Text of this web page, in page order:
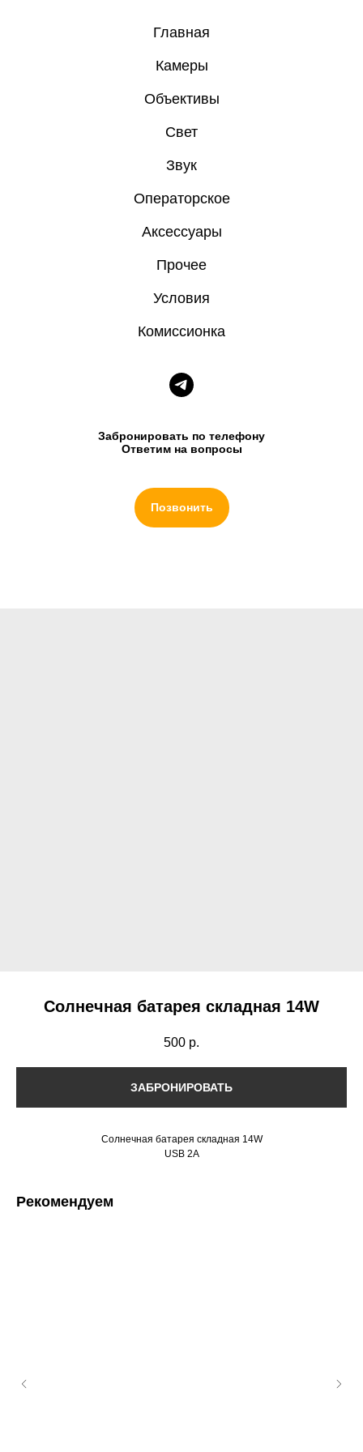
Главная
Камеры
Объективы
Свет
Звук
Операторское
Аксессуары
Прочее
Условия
Комиссионка
Забронировать по телефону
Ответим на вопросы
Позвонить
Солнечная батарея складная 14W
500 р.
ЗАБРОНИРОВАТЬ
Солнечная батарея складная 14W
USB 2A
Рекомендуем